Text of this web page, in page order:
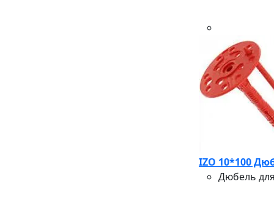
IZO 10*100
Дюбель